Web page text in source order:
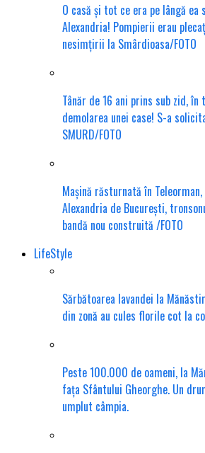
O casă și tot ce era pe lângă
Alexandria! Pompierii erau
nesimțirii la Smârdioasa/FOTO
Tânăr de 16 ani prins sub zid,
demolarea unei case! S-a
SMURD/FOTO
Mașină răsturnată în
Alexandria de București,
bandă nou construită /FOTO
LifeStyle
Sărbătoarea lavandei la
din zonă au cules florile cot la
Peste 100.000 de oameni, la
fața Sfântului Gheorghe. Un
umplut câmpia.